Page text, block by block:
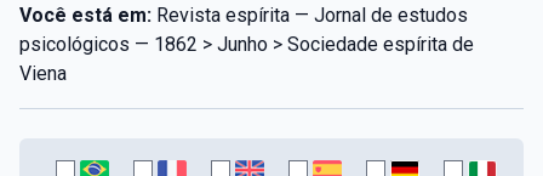
Você está em: Revista espírita — Jornal de estudos
psicológicos — 1862 > Junho > Sociedade espírita de
Viena